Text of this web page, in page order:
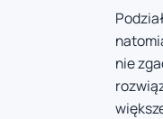
nie